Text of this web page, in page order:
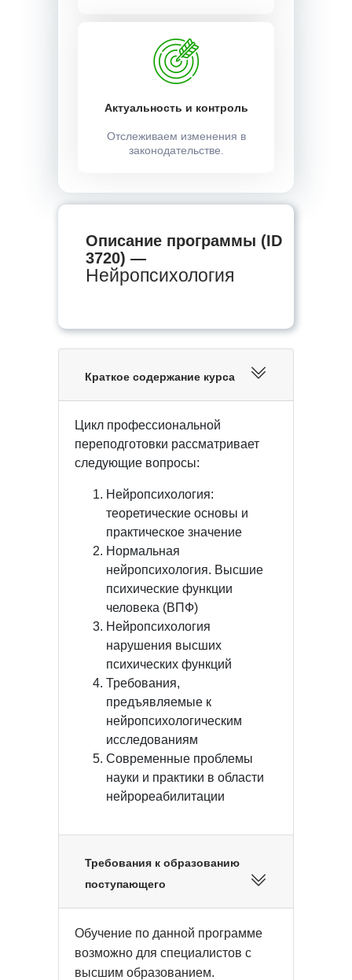
Актуальность и контроль
Отслеживаем изменения в
законодательстве.
Описание программы (ID
3720) —
Нейропсихология
Краткое содержание курса
Цикл профессиональной
переподготовки рассматривает
следующие вопросы:
Нейропсихология:
теоретические основы и
практическое значение
Нормальная
нейропсихология. Высшие
психические функции
человека (ВПФ)
Нейропсихология
нарушения высших
психических функций
Требования,
предъявляемые к
нейропсихологическим
исследованиям
Современные проблемы
науки и практики в области
нейрореабилитации
Требования к образованию
поступающего
Обучение по данной программе
возможно для специалистов с
высшим образованием.